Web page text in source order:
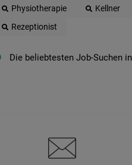
Physiotherapie
Kellner
Rezeptionist
Die beliebtesten Job-Suchen